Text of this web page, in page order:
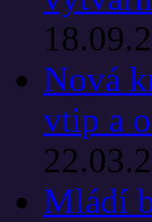
Nová
vtip a
Mládí